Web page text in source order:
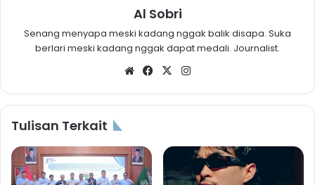
Al Sobri
Senang menyapa meski kadang nggak balik disapa. Suka
berlari meski kadang nggak dapat medali. Journalist.
WebsiteFacebook
X
Tulisan Terkait